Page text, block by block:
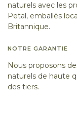
naturels avec les
Petal, emballés
Britannique.
NOTRE GARANTIE
Nous proposons
naturels de haute
des tiers.